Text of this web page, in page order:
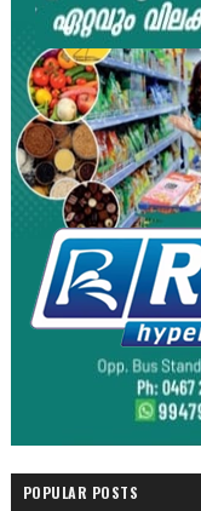
POPULAR POSTS